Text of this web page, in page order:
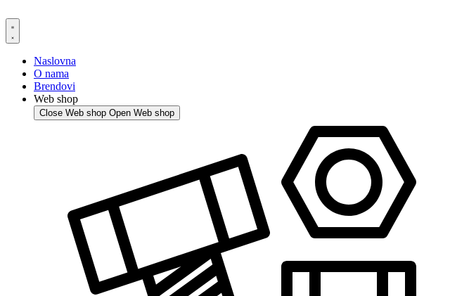
to
content
Naslovna
O nama
Brendovi
Web shop
Close Web shop Open Web shop